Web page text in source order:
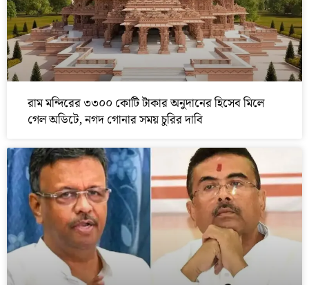
রাম মন্দিরের ৩৩০০ কোটি টাকার অনুদানের হিসেব মিলে
গেল অডিটে, নগদ গোনার সময় চুরির দাবি